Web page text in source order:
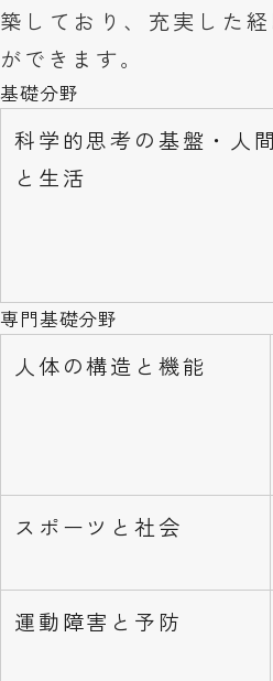
築しており、充実した
ができます。
基礎分野
科学的思考の基盤・人間
と生活
専門基礎分野
人体の構造と機能
スポーツと社会
運動障害と予防